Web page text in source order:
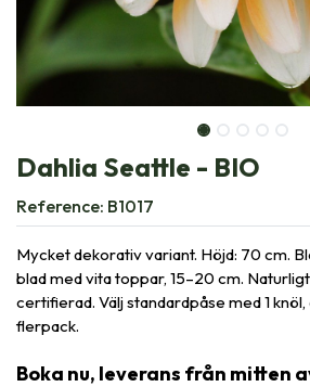
Dahlia Seattle - BIO
Reference: B1017
Mycket dekorativ variant. Höjd: 70 cm.
blad med vita toppar, 15–20 cm.
certifierad. Välj standardpåse med 1
flerpack.
Boka nu, leverans från mitten